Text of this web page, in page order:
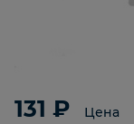
131 ₽ Цена